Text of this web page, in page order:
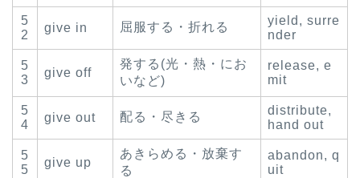
5
2
give in 屈服する・折れる
yield, surre
nder
5
3
give off
発する(光・熱・にお
いなど)
release, e
mit
5
4
give out 配る・尽きる
distribute,
hand out
5
5
give up
あきらめる・放棄す
る
abandon, q
uit